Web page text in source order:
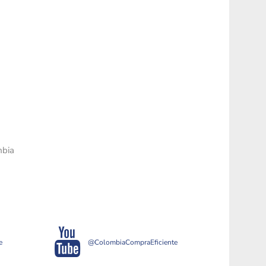
@ColombiaCompraEficiente